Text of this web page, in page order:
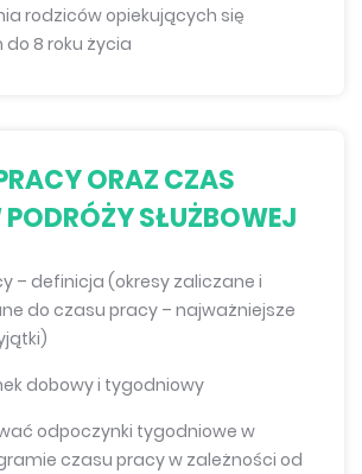
rodziców opiekujących się
8 roku życia
ORAZ CZAS
SŁUŻBOWEJ
– definicja (okresy zaliczane i
do czasu pracy – najważniejsze
dobowy i tygodniowy
odpoczynki tygodniowe w
czasu pracy w zależności od